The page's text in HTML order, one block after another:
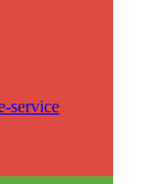
service